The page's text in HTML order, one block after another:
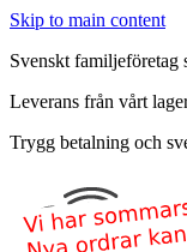
Skip to main content
Svenskt familjeföretag
Leverans från vårt
Trygg betalning och